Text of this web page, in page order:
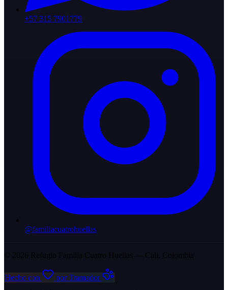
+57 315 7901779
@familiacuatrohuellas
© 2026 Refugio Familia Cuatro Huellas — Cali, Colombia
Hecho con por Tramador